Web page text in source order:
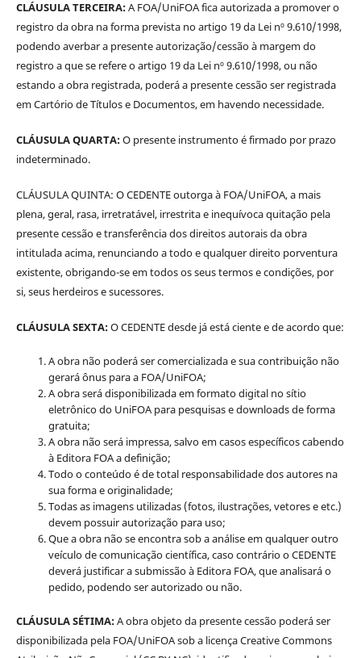
CLÁUSULA TERCEIRA:A FOA/UniFOA fica autorizada a promover o
registro da obra na forma prevista no artigo 19 da Lei nº 9.610/1998,
podendo averbar a presente autorização/cessão à margem do
registro a que se refere o artigo 19 da Lei nº 9.610/1998, ou não
estando a obra registrada, poderá a presente cessão ser registrada
em Cartório de Títulos e Documentos, em havendo necessidade.
CLÁUSULA QUARTA:O presente instrumento é firmado por prazo
indeterminado.
CLÁUSULA QUINTA: O CEDENTE outorga à FOA/UniFOA, a mais
plena, geral, rasa, irretratável, irrestrita e inequívoca quitação pela
presente cessão e transferência dos direitos autorais da obra
intitulada acima, renunciando a todo e qualquer direito porventura
existente, obrigando-se em todos os seus termos e condições, por
si, seus herdeiros e sucessores.
CLÁUSULA SEXTA:O CEDENTE desde já está ciente e de acordo que:
A obra não poderá ser comercializada e sua contribuição não
gerará ônus para a FOA/UniFOA;
A obra será disponibilizada em formato digital no sítio
eletrônico do UniFOA para pesquisas e downloads de forma
gratuita;
A obra não será impressa, salvo em casos específicos cabendo
à Editora FOA a definição;
Todo o conteúdo é de total responsabilidade dos autores na
sua forma e originalidade;
Todas as imagens utilizadas (fotos, ilustrações, vetores e etc.)
devem possuir autorização para uso;
Que a obra não se encontra sob a análise em qualquer outro
veículo de comunicação científica, caso contrário o CEDENTE
deverá justificar a submissão à Editora FOA, que analisará o
pedido, podendo ser autorizado ou não.
CLÁUSULA SÉTIMA:A obra objeto da presente cessão poderá ser
disponibilizada pela FOA/UniFOA sob a licença Creative Commons